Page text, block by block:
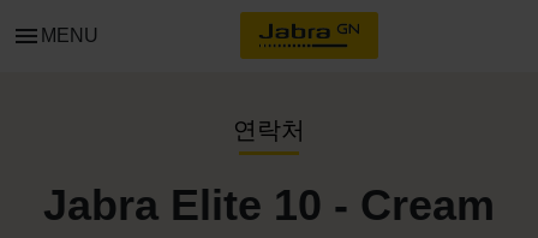
menu MENU
연락처
Jabra Elite 10 - Cream